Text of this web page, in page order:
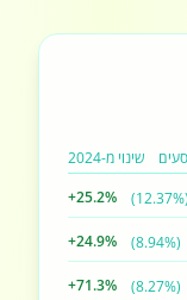
שינוי מ-2024
(12.37%)
+25.2%
(8.94%)
+24.9%
(8.27%)
+71.3%